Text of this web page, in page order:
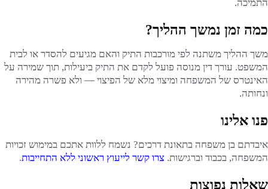
התמיכה.
כמה זמן נמשך ההליך?
משך ההליך משתנה לפי מורכבות התיק והאם מגיעים להסדר או לבית
המשפט. עורך דין מנוסה פועל לקדם את התיק ביעילות, תוך שמירה על
האינטרס של המשפחה ומיצוי מלא של הפיצוי — ולא פשרה מהירה
ונחותה.
פנו אלינו
איבדתם בן משפחה בתאונת דרכים? נשמח ללוות אתכם במימוש זכויות
המשפחה, בכבוד וברגישות. צרו קשר לייעוץ ראשוני ללא התחייבות.
שאלות נפוצות